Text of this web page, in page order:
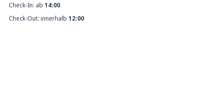
Check-In: ab 14:00
Check-Out: innerhalb 12:00